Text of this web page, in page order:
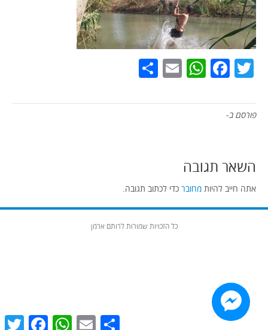
Twitter
Facebook
WhatsApp
Email
פורסם ב-
השאר תגובה
אתה חייב להיות מחובר כדי לכתוב תגובה.
כל הזכויות שמורות לרותם ארמן
FacebookWhatsApp Email Share